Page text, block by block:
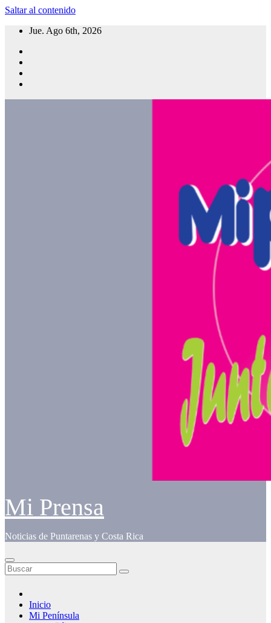
Saltar al contenido
Jue. Ago 6th, 2026
Mi Prensa
Noticias de Puntarenas y Costa Rica
Inicio
Mi Península